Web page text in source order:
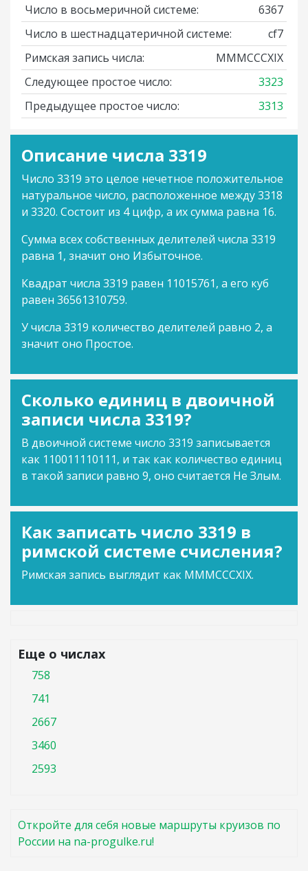
Число в восьмеричной системе:
6367
Число в шестнадцатеричной системе:
cf7
Римская запись числа:
MMMCCCXIX
Следующее простое число:
3323
Предыдущее простое число:
3313
Описание числа 3319
Число 3319 это целое нечетное положительное
натуральное число, расположенное между 3318
и 3320. Состоит из 4 цифр, а их сумма равна 16.
Сумма всех собственных делителей числа 3319
равна 1, значит оно Избыточное.
Квадрат числа 3319 равен 11015761, а его куб
равен 36561310759.
У числа 3319 количество делителей равно 2, а
значит оно Простое.
Сколько единиц в двоичной
записи числа 3319?
В двоичной системе число 3319 записывается
как 110011110111, и так как количество единиц
в такой записи равно 9, оно считается Не Злым.
Как записать число 3319 в
римской системе счисления?
Римская запись выглядит как MMMCCCXIX.
Еще о числах
758
741
2667
3460
2593
Откройте для себя новые маршруты круизов по
России на na-progulke.ru!